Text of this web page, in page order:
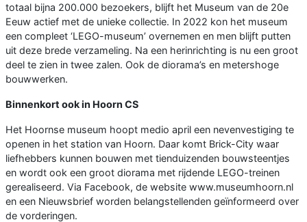
totaal bijna 200.000 bezoekers, blijft het Museum van de 20e
Eeuw actief met de unieke collectie. In 2022 kon het museum
een compleet ‘LEGO-museum’ overnemen en men blijft putten
uit deze brede verzameling. Na een herinrichting is nu een groot
deel te zien in twee zalen. Ook de diorama’s en metershoge
bouwwerken.
Binnenkort ook in Hoorn CS
Het Hoornse museum hoopt medio april een nevenvestiging te
openen in het station van Hoorn. Daar komt Brick-City waar
liefhebbers kunnen bouwen met tienduizenden bouwsteentjes
en wordt ook een groot diorama met rijdende LEGO-treinen
gerealiseerd. Via Facebook, de website www.museumhoorn.nl
en een Nieuwsbrief worden belangstellenden geïnformeerd over
de vorderingen.